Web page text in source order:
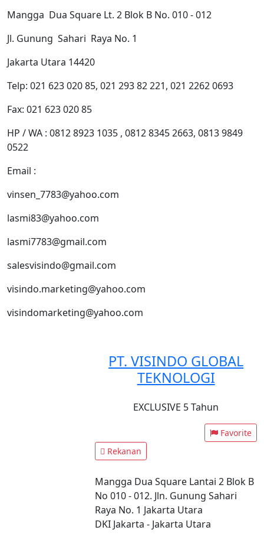
Mangga Dua Square Lt. 2 Blok B No. 010 - 012
Jl. Gunung Sahari Raya No. 1
Jakarta Utara 14420
Telp: 021 623 020 85, 021 293 82 221, 021 2262 0693
Fax: 021 623 020 85
HP / WA : 0812 8923 1035 , 0812 8345 2663, 0813 9849
0522
Email :
vinsen_7783@yahoo.com
lasmi83@yahoo.com
lasmi7783@gmail.com
salesvisindo@gmail.com
visindo.marketing@yahoo.com
visindomarketing@yahoo.com
PT. VISINDO GLOBAL
TEKNOLOGI
EXCLUSIVE 5 Tahun
Favorite
Rekanan
Mangga Dua Square Lantai 2 Blok B
No 010 - 012. Jln. Gunung Sahari
Raya No. 1 Jakarta Utara
DKI Jakarta - Jakarta Utara